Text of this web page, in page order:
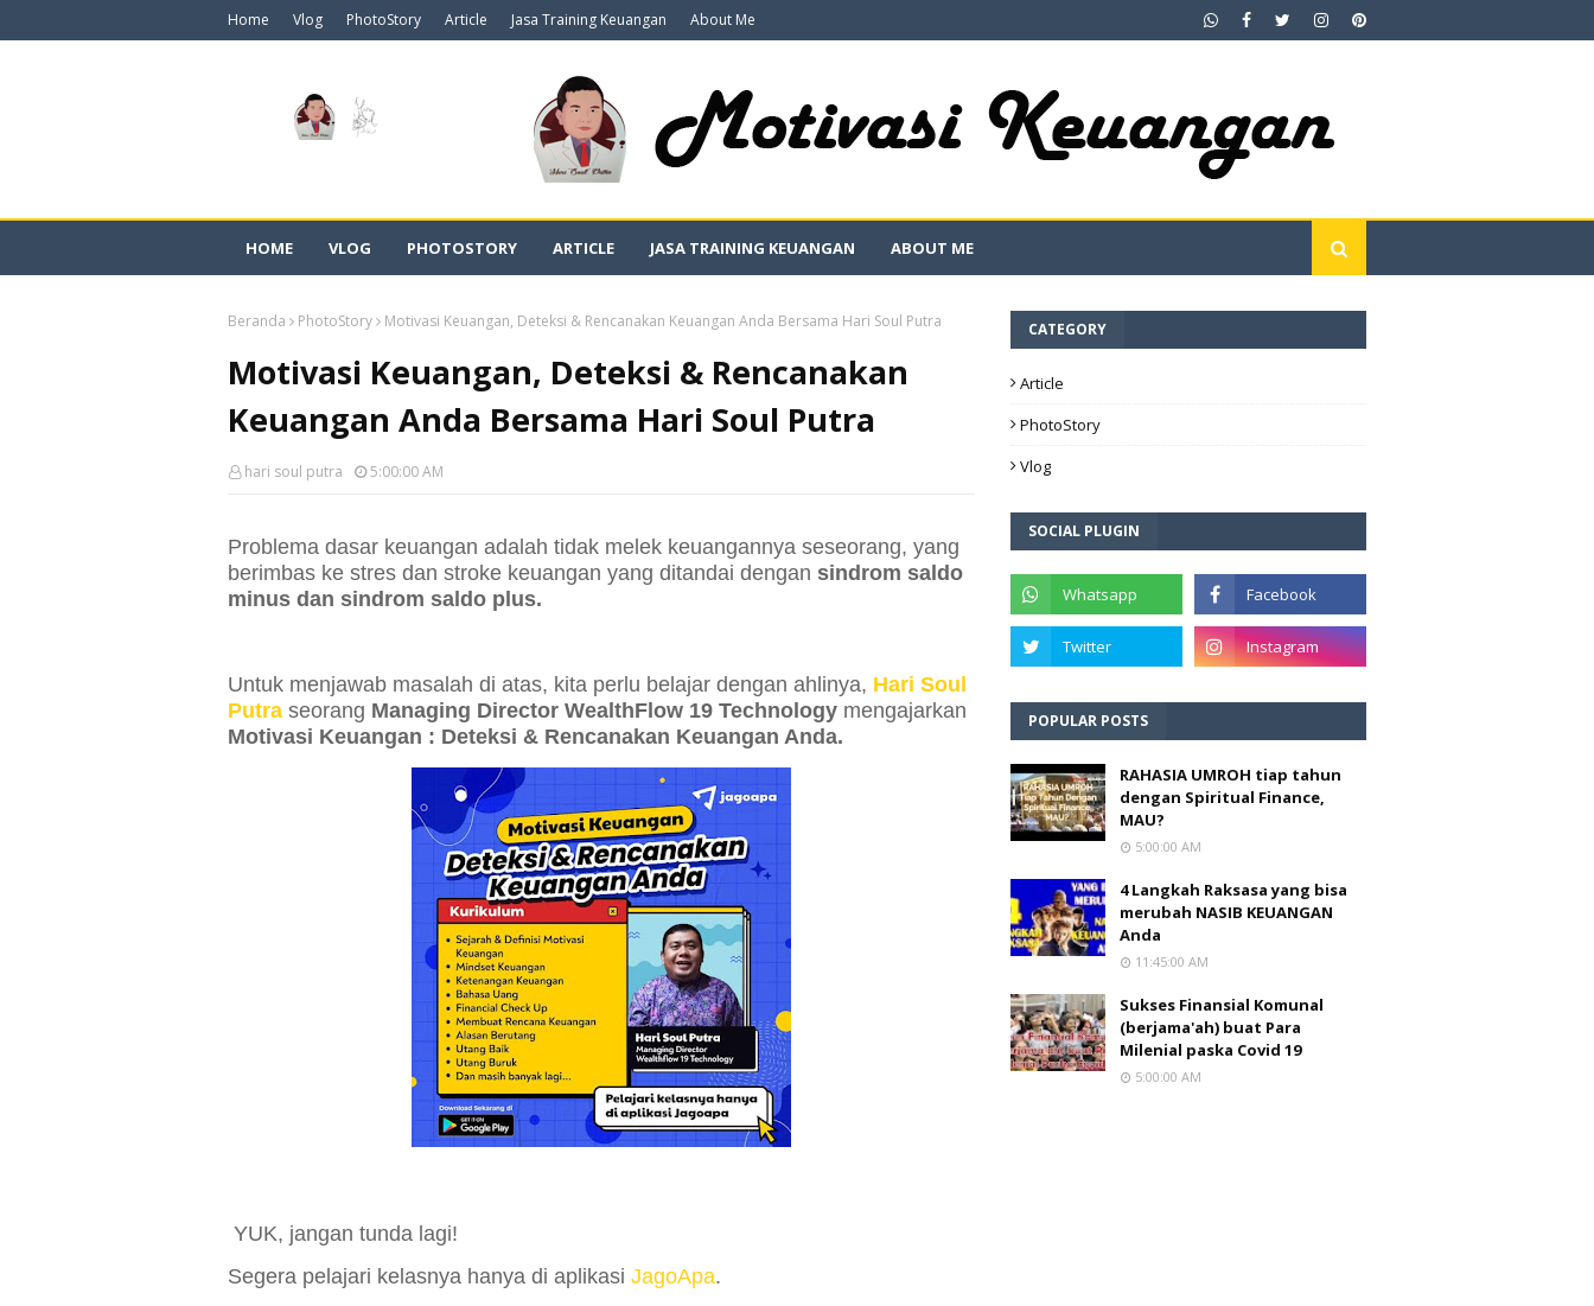
Home Vlog PhotoStory Article Jasa Training Keuangan About Me
HOME VLOG PHOTOSTORY ARTICLE JASA TRAINING KEUANGAN ABOUT ME
Beranda PhotoStory Motivasi Keuangan, Deteksi & Rencanakan Keuangan Anda Bersama Hari Soul Putra
Motivasi Keuangan, Deteksi & Rencanakan
Keuangan Anda Bersama Hari Soul Putra
hari soul putra 5:00:00 AM
Problema dasar keuangan adalah tidak melek keuangannya seseorang, yang
berimbas ke stres dan stroke keuangan yang ditandai dengan sindrom saldo
minus dan sindrom saldo plus.
Untuk menjawab masalah di atas, kita perlu belajar dengan ahlinya, Hari Soul
Putra seorang Managing Director WealthFlow 19 Technology mengajarkan
Motivasi Keuangan : Deteksi & Rencanakan Keuangan Anda.
YUK, jangan tunda lagi!
Segera pelajari kelasnya hanya di aplikasi JagoApa.
CATEGORY
Article
PhotoStory
Vlog
SOCIAL PLUGIN
POPULAR POSTS
RAHASIA UMROH tiap tahun
dengan Spiritual Finance,
MAU?
5:00:00 AM
4 Langkah Raksasa yang bisa
merubah NASIB KEUANGAN
Anda
11:45:00 AM
Sukses Finansial Komunal
(berjama'ah) buat Para
Milenial paska Covid 19
5:00:00 AM